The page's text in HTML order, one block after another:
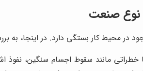
نوع صنعت
محیط کار بستگی دارد. در اینجا، به
مانند سقوط اجسام سنگین، نفوذ